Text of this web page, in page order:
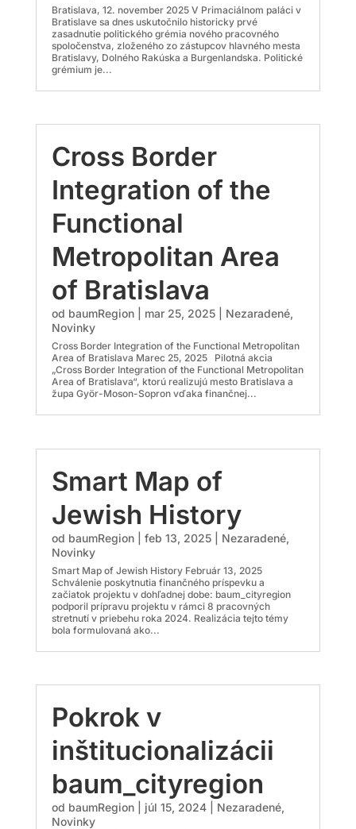
Bratislava, 12. november 2025 V Primaciálnom paláci v
Bratislave sa dnes uskutočnilo historicky prvé
zasadnutie politického grémia nového pracovného
spoločenstva, zloženého zo zástupcov hlavného mesta
Bratislavy, Dolného Rakúska a Burgenlandska. Politické
grémium je...
Cross Border
Integration of the
Functional
Metropolitan Area
of Bratislava
od baumRegion| mar 25, 2025| Nezaradené,
Novinky
Cross Border Integration of the Functional Metropolitan
Area of Bratislava Marec 25, 2025 Pilotná akcia
„Cross Border Integration of the Functional Metropolitan
Area of Bratislava“, ktorú realizujú mesto Bratislava a
župa Györ-Moson-Sopron vďaka finančnej...
Smart Map of
Jewish History
od baumRegion| feb 13, 2025| Nezaradené,
Novinky
Smart Map of Jewish History Február 13, 2025
Schválenie poskytnutia finančného príspevku a
začiatok projektu v dohľadnej dobe: baum_cityregion
podporil prípravu projektu v rámci 8 pracovných
stretnutí v priebehu roka 2024. Realizácia tejto témy
bola formulovaná ako...
Pokrok v
inštitucionalizácii
baum_cityregion
od baumRegion| júl 15, 2024| Nezaradené,
Novinky